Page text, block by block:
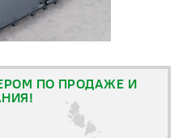
ПО ПРОДАЖЕ И